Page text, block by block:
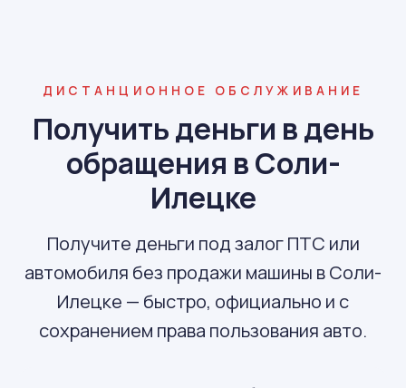
ДИСТАНЦИОННОЕ ОБСЛУЖИВАНИЕ
Получить деньги в день
обращения в Соли-
Илецке
Получите деньги под залог ПТС или
автомобиля без продажи машины в Соли-
Илецке — быстро, официально и с
сохранением права пользования авто.